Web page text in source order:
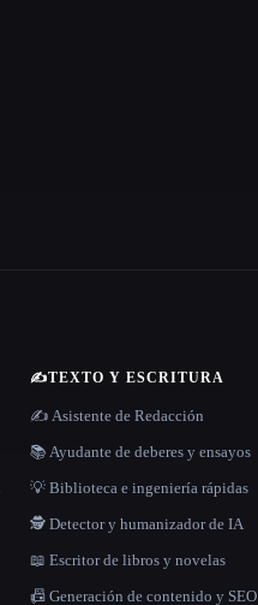
✍️TEXTO Y ESCRITURA
✍️ Asistente de Redacción
📚 Ayudante de deberes y ensayos
💡 Biblioteca e ingeniería rápidas
🕵️ Detector y humanizador de IA
📖 Escritor de libros y novelas
📠 Generación de contenido y SEO